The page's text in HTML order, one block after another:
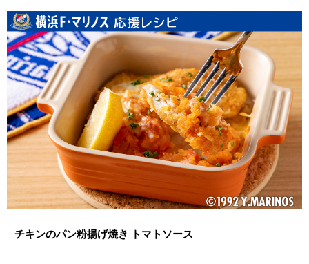
チキンのパン粉揚げ焼き トマトソース